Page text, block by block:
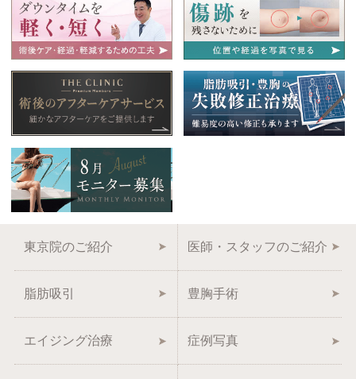
東京院のご紹介 医師・スタッフのご紹介
脂肪吸引 豊胸手術
エイジング治療 症例写真